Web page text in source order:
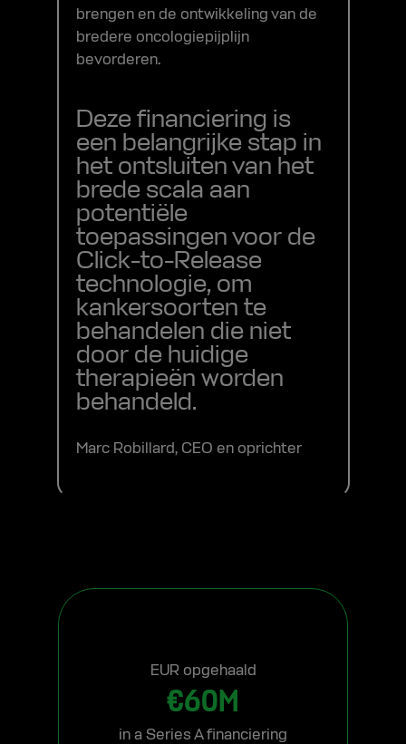
brengen en de ontwikkeling van de
bredere oncologiepijplijn
bevorderen.
Deze financiering is
een belangrijke stap in
het ontsluiten van het
brede scala aan
potentiële
toepassingen voor de
Click-to-Release
technologie, om
kankersoorten te
behandelen die niet
door de huidige
therapieën worden
behandeld.
Marc Robillard, CEO en oprichter
EUR opgehaald
€60M
in a Series A financiering